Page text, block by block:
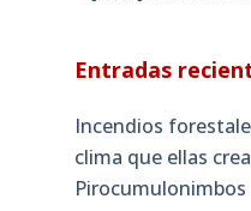
Entradas
Incendios
clima que ellas
Pirocumulonimbos